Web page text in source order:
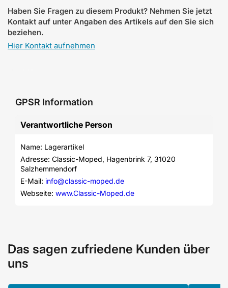
Haben Sie Fragen zu diesem Produkt? Nehmen Sie jetzt
Kontakt auf unter Angaben des Artikels auf den Sie sich
beziehen.
Hier Kontakt aufnehmen
GPSR Information
Verantwortliche Person
Name: Lagerartikel
Adresse: Classic-Moped, Hagenbrink 7, 31020
Salzhemmendorf
E-Mail: info@classic-moped.de
Webseite: www.Classic-Moped.de
Das sagen zufriedene Kunden über
uns